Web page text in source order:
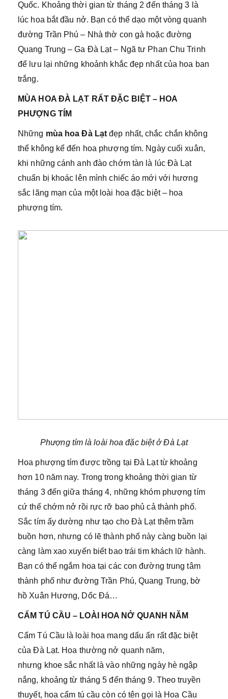
Quốc. Khoảng thời gian từ tháng 2 đến tháng 3 là
lúc hoa bắt đầu nở. Bạn có thể dạo một vòng quanh
đường Trần Phú – Nhà thờ con gà hoặc đường
Quang Trung – Ga Đà Lạt – Ngã tư Phan Chu Trinh
để lưu lại những khoảnh khắc đẹp nhất của hoa ban
trắng.
MÙA HOA ĐÀ LẠT RẤT ĐẶC BIỆT – HOA
PHƯỢNG TÍM
Những mùa hoa Đà Lạtđẹp nhất, chắc chắn không
thể không kể đến hoa phượng tím. Ngày cuối xuân,
khi những cánh anh đào chớm tàn là lúc Đà Lạt
chuẩn bị khoác lên mình chiếc áo mới với hương
sắc lãng mạn của một loài hoa đặc biệt – hoa
phượng tím.
Phượng tím là loài hoa đặc biệt ở Đà Lạt
Hoa phượng tím được trồng tại Đà Lạt từ khoảng
hơn 10 năm nay. Trong trong khoảng thời gian từ
tháng 3 đến giữa tháng 4, những khóm phượng tím
cứ thế chớm nở rồi rực rỡ bao phủ cả thành phố.
Sắc tím ấy dường như tạo cho Đà Lạt thêm trầm
buồn hơn, nhưng có lẽ thành phố này càng buồn lại
càng làm xao xuyến biết bao trái tim khách lữ hành.
Bạn có thể ngắm hoa tại các con đường trung tâm
thành phố như đường Trần Phú, Quang Trung, bờ
hồ Xuân Hương, Dốc Đá…
CẨM TÚ CẦU – LOÀI HOA NỞ QUANH NĂM
Cẩm Tú Cầu là loài hoa mang dấu ấn rất đặc biệt
của Đà Lạt. Hoa thường nở quanh năm,
nhưng khoe sắc nhất là vào những ngày hè ngập
nắng, khoảng từ tháng 5 đến tháng 9. Theo truyền
thuyết, hoa cẩm tú cầu còn có tên gọi là Hoa Cầu